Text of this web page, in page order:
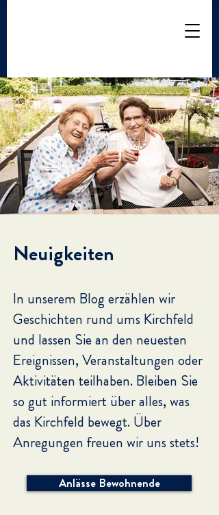
Neuigkeiten
In unserem Blog erzählen wir
Geschichten rund ums Kirchfeld
und lassen Sie an den neuesten
Ereignissen, Veranstaltungen oder
Aktivitäten teilhaben. Bleiben Sie
so gut informiert über alles, was
das Kirchfeld bewegt. Über
Anregungen freuen wir uns stets!
Anlässe Bewohnende